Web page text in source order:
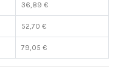
36,89 €
52,70 €
79,05 €